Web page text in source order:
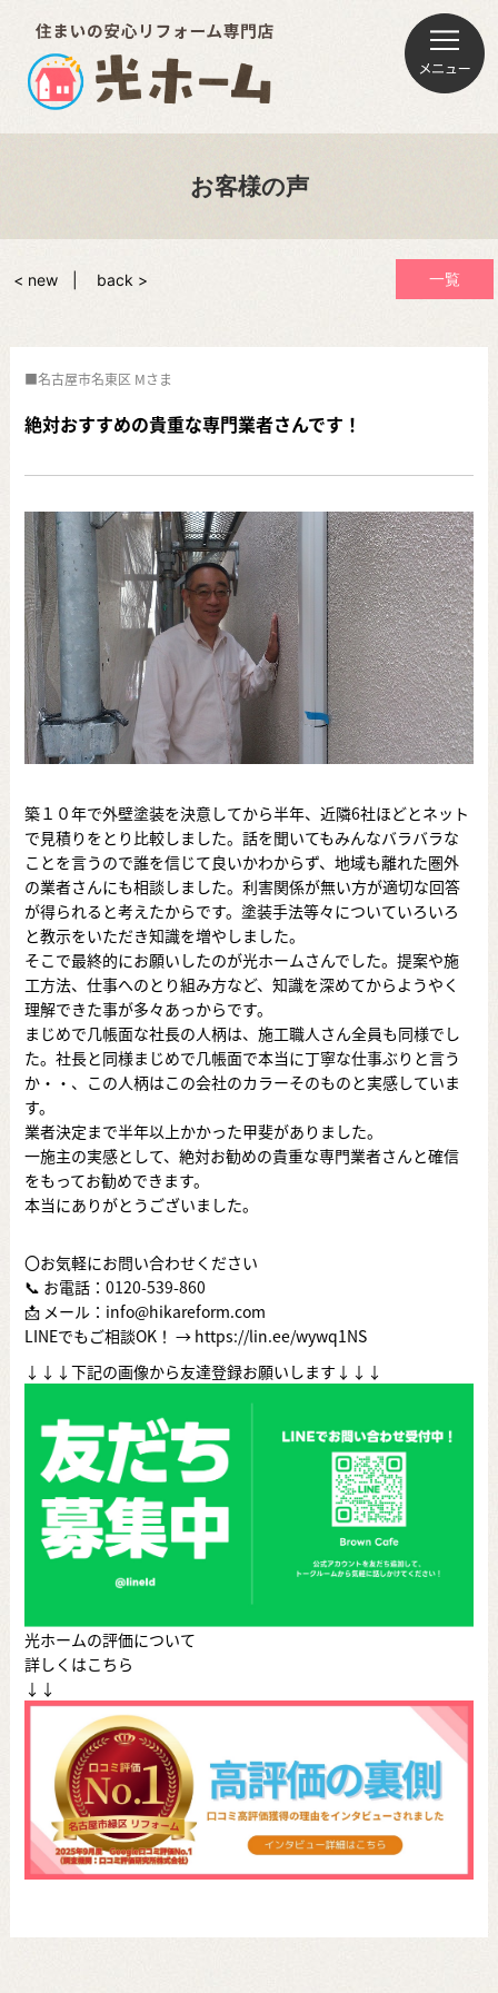
お客様の声
一覧
< new back >
名古屋市名東区 Mさま
絶対おすすめの貴重な専門業者さんです！
築１０年で外壁塗装を決意してから半年、近隣6社ほどとネット
で見積りをとり比較しました。話を聞いてもみんなバラバラな
ことを言うので誰を信じて良いかわからず、地域も離れた圏外
の業者さんにも相談しました。利害関係が無い方が適切な回答
が得られると考えたからです。塗装手法等々についていろいろ
と教示をいただき知識を増やしました。
そこで最終的にお願いしたのが光ホームさんでした。提案や施
工方法、仕事へのとり組み方など、知識を深めてからようやく
理解できた事が多々あっからです。
まじめで几帳面な社長の人柄は、施工職人さん全員も同様でし
た。社長と同様まじめで几帳面で本当に丁寧な仕事ぶりと言う
か・・、この人柄はこの会社のカラーそのものと実感していま
す。
業者決定まで半年以上かかった甲斐がありました。
一施主の実感として、絶対お勧めの貴重な専門業者さんと確信
をもってお勧めできます。
本当にありがとうございました。
〇お気軽にお問い合わせください
📞 お電話： 0120-539-860
📩 メール：info@hikareform.com
LINEでもご相談OK！ → https://lin.ee/wywq1NS
↓↓↓下記の画像から友達登録お願いします↓↓↓
光ホームの評価について
詳しくはこちら
↓↓